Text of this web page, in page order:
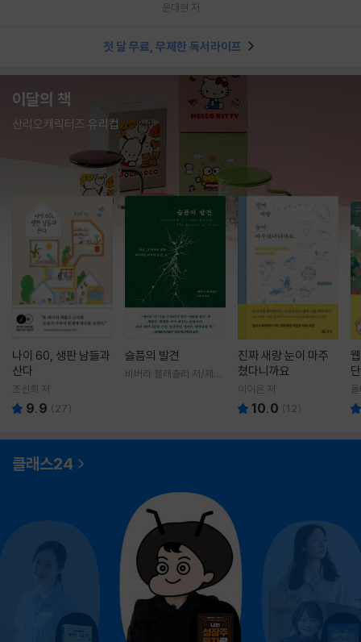
윤대현 저
첫 달 무료, 무제한 독서라이프
이달의 책
산리오캐릭터즈 유리컵
나이 60, 생판 남들과
산다
조선희 저
9.9 ( 27)
슬픔의 발견
바버라 블래츨리 저/제효
진짜 새랑 눈이 마주
쳤다니까요
이이은 저
10.0 (12)
클래스24